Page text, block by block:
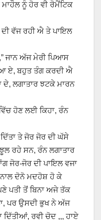
ਨੂੰ ਹੋਰ ਵੀ ਰੋਮੈਂਟਿਕ
ਵੱਜ ਰਹੀ ਐ ਤੇ ਪਾਇਲ
ਜਾਨ ਅੱਜ ਮੇਰੀ ਪਿਆਸ
ਏ, ਬਹੁਤ ਤੰਗ ਕਰਦੀ ਐ
ਲਗਾਤਾਰ ਝਟਕੇ ਮਾਰਨ
ਹੋਣ ਲਈ ਕਿਹਾ, ਰੰਨ
ਤੇ ਜੋਰ ਜੋਰ ਦੀ ਘੱਸੇ
ਰਹੇ ਸਨ, ਰੰਨ ਲਗਾਤਾਰ
ਜੋਰ-ਜੋਰ ਦੀ ਪਾਇਲ ਵਜਾ
ਨਾਲ ਦੋਨੋ ਮਦਹੋਸ਼ ਹੋ ਕੇ
ਪਤੀ ਤੋਂ ਬਿਨਾ ਅਜੇ ਤੱਕ
ਪਰ ਉਸਦੀ ਭੁਖ ਨੇ ਅੱਜ
ਰਵੀ ਚੋਦ ,,, ਹਾਏ